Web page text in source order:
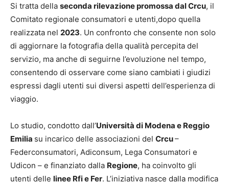
Si tratta della seconda rilevazione promossa dal Crcu, il
Comitato regionale consumatori e utenti,dopo quella
realizzata nel 2023. Un confronto che consente non solo
di aggiornare la fotografia della qualità percepita del
servizio, ma anche di seguirne l’evoluzione nel tempo,
consentendo di osservare come siano cambiati i giudizi
espressi dagli utenti sui diversi aspetti dell’esperienza di
viaggio.
Lo studio, condotto dall’Università di Modena e Reggio
Emilia su incarico delle associazioni del Crcu–
Federconsumatori, Adiconsum, Lega Consumatori e
Udicon – e finanziato dalla Regione, ha coinvolto gli
utenti delle linee Rfi e Fer. L’iniziativa nasce dalla modifica